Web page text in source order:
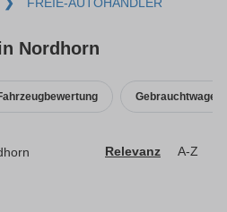
❯ FREIE-AUTOHÄNDLER
Nordhorn
Relevanz A-Z